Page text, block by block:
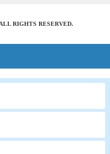
RIGHTS RESERVED.